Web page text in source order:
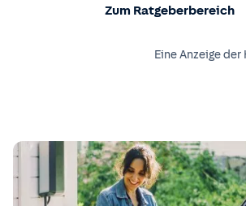
Zum Ratgeberbereich
Eine Anzeige der